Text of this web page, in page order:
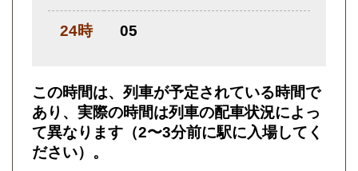
24時 05
この時間は、列車が予定されている時間で
あり、実際の時間は列車の配車状況によっ
て異なります（2〜3分前に駅に入場してく
ださい）。